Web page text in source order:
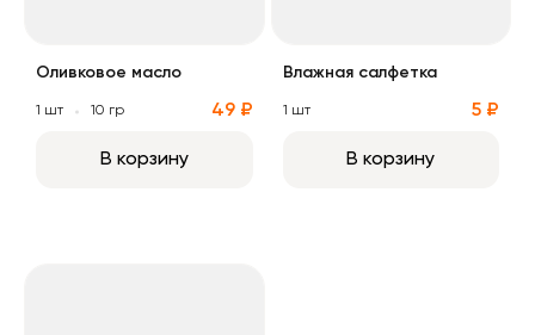
Оливковое масло
1 шт 10 гр 49 ₽
В корзину
Влажная салфетка
1 шт 5 ₽
В корзину